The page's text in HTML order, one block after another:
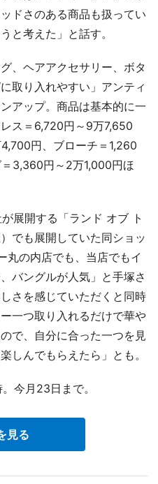
ドさのある商品も扱ってい
と考えた」と話す。
、ヘアアクセサリー、ボタ
取り入れやすい」アンティ
アップ。商品は基本的に一
ス＝6,720円～9万7,650
円、ブローチ＝1,260
3,360円～2万1,000円ほ
展開する「ランド オブ ト
でも展開していた同ショッ
丸の内店でも、当店でもイ
バングルが人気」と手塚さ
さを感じていただくと同時
一つ取り入れるだけで華や
で、自分に合った一つを見
しんでもらえたら」とも。
今月23日まで。
見る